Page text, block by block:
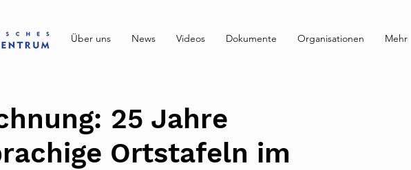
Über uns News Videos Dokumente Organisationen Mehr
25 Jahre
Ortstafeln im